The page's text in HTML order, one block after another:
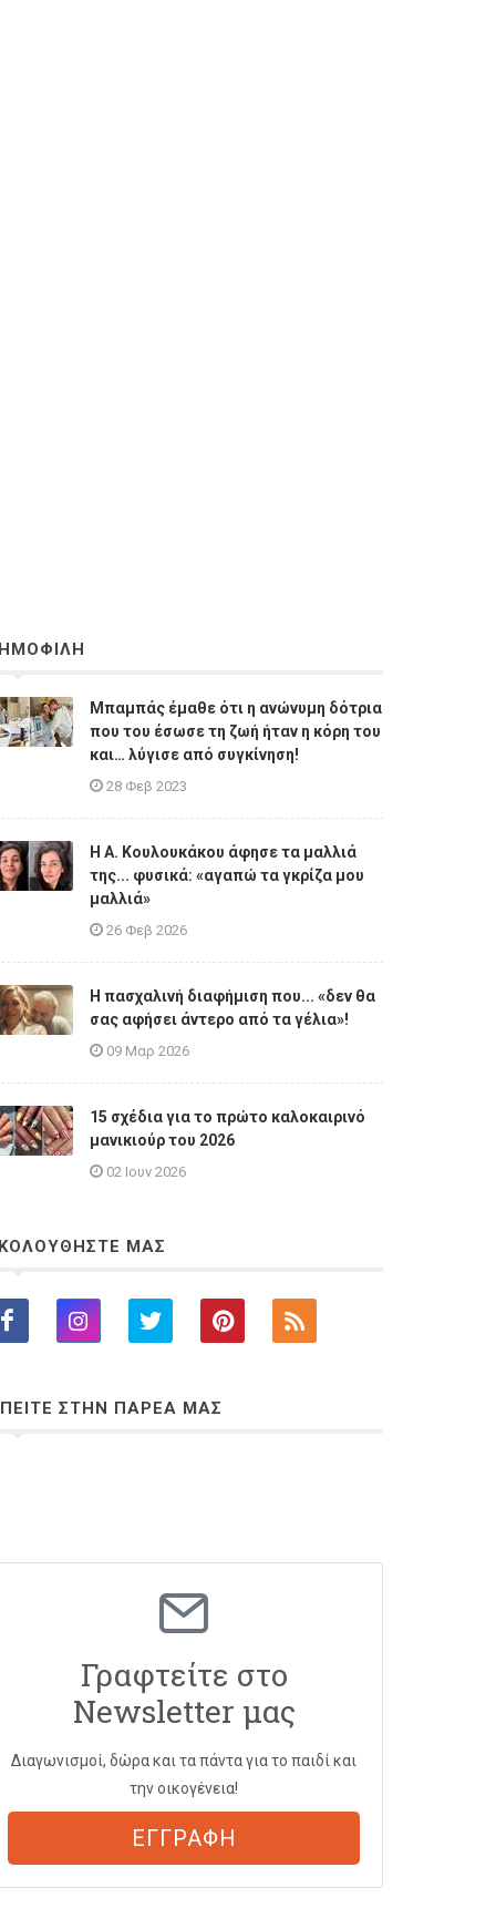
Μπαμπάς έμαθε ότι η ανώνυμη δότρια
που του έσωσε τη ζωή ήταν η κόρη του
και… λύγισε από συγκίνηση!
28 Φεβ 2023
Η A. Κουλουκάκου άφησε τα μαλλιά
της... φυσικά: «αγαπώ τα γκρίζα μου
μαλλιά»
26 Φεβ 2026
Η πασχαλινή διαφήμιση που... «δεν θα
σας αφήσει άντερο από τα γέλια»!
09 Μαρ 2026
15 σχέδια για το πρώτο καλοκαιρινό
μανικιούρ του 2026
02 Ιουν 2026
ΜΑΣ
ΣΤΗΝ ΠΑΡΕΑ ΜΑΣ
Γραφτείτε στο
Newsletter μας
Διαγωνισμοί, δώρα και τα πάντα για το παιδί και
την οικογένεια!
ΕΓΓΡΑΦΗ